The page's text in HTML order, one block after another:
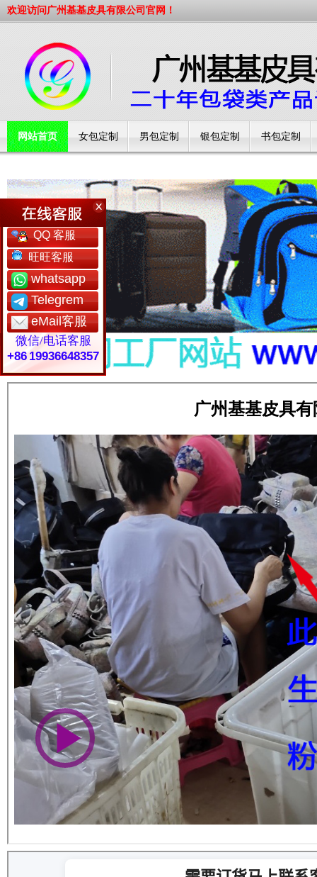
欢迎访问广州基基皮具有限公司官网！
网站首页 女包定制 男包定制 银包定制 书包定制
QQ 客服
旺旺客服
whatsapp
Telegrem
eMail客服
微信/电话客服
+86 19936648357